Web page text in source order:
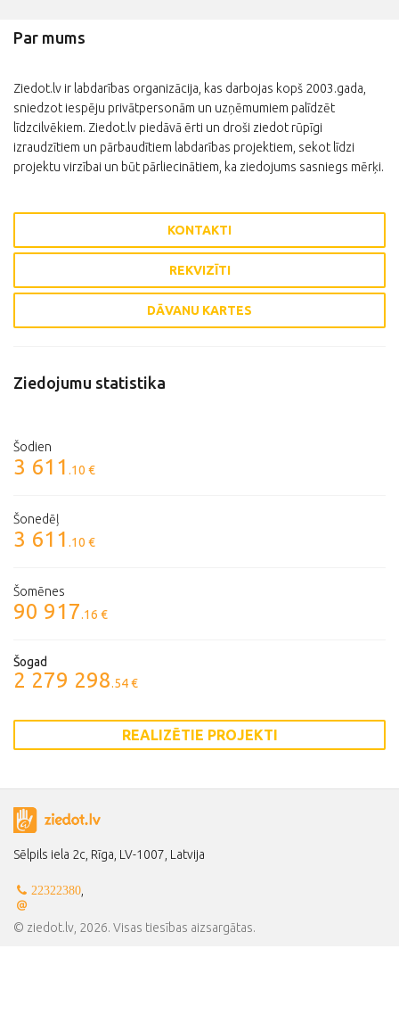
Par mums
Ziedot.lv ir labdarības organizācija, kas darbojas kopš 2003.gada,
sniedzot iespēju privātpersonām un uzņēmumiem palīdzēt
līdzcilvēkiem. Ziedot.lv piedāvā ērti un droši ziedot rūpīgi
izraudzītiem un pārbaudītiem labdarības projektiem, sekot līdzi
projektu virzībai un būt pārliecinātiem, ka ziedojums sasniegs mērķi.
KONTAKTI
REKVIZĪTI
DĀVANU KARTES
Ziedojumu statistika
Šodien
3 611 .10 €
Šonedēļ
3 611 .10 €
Šomēnes
90 917.16 €
Šogad
2 279 298.54 €
REALIZĒTIE PROJEKTI
Sēlpils iela 2c, Rīga, LV-1007, Latvija
22322380,
© ziedot.lv, 2026. Visas tiesības aizsargātas.